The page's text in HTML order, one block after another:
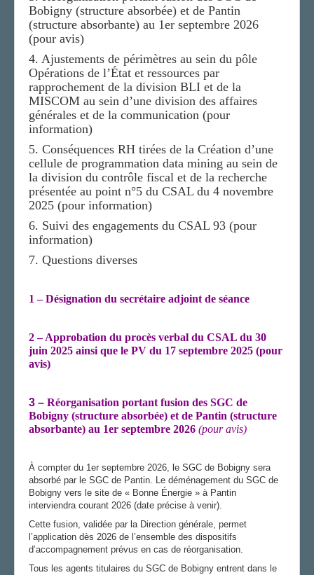
Bobigny (structure absorbée) et de Pantin
(structure absorbante) au 1er septembre 2026
(pour avis)
4. Ajustements de périmètres au sein du pôle
Opérations de l’État et ressources par
rapprochement de la division BLI et de la
MISCOM au sein d’une division des affaires
générales et de la communication (pour
information)
5. Conséquences RH tirées de la Création d’une
cellule de programmation data mining au sein de
la division du contrôle fiscal et de la recherche
présentée au point n°5 du CSAL du 4 novembre
2025 (pour information)
6. Suivi des engagements du CSAL 93 (pour
information)
7. Questions diverses
1 – Désignation du secrétaire adjoint de séance
2 –Approbation du procès verbal du CSAL du 30
juin 2025 ainsi que le PV du 17 septembre 2025 (pour
avis)
3 – Réorganisation portant fusion des SGC de
Bobigny (structure absorbée) et de Pantin (structure
absorbante) au 1er septembre 2026 (pour avis)
À compter du 1er septembre 2026, le SGC de Bobigny sera
absorbé par le SGC de Pantin. Le déménagement du SGC de
Bobigny vers le site de « Bonne Énergie » à Pantin
interviendra courant 2026 (date précise à venir).
Cette fusion, validée par la Direction générale, permet
l’application dès 2026 de l’ensemble des dispositifs
d’accompagnement prévus en cas de réorganisation.
Tous les agents titulaires du SGC de Bobigny entrent dans le